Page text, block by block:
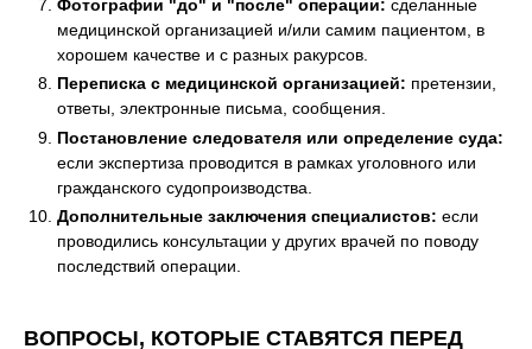
Фотографии "до" и "после" операции: сделанные
медицинской организацией и/или самим пациентом, в
хорошем качестве и с разных ракурсов.
Переписка с медицинской организацией: претензии,
ответы, электронные письма, сообщения.
Постановление следователя или определение суда:
если экспертиза проводится в рамках уголовного или
гражданского судопроизводства.
Дополнительные заключения специалистов: если
проводились консультации у других врачей по поводу
последствий операции.
ВОПРОСЫ, КОТОРЫЕ СТАВЯТСЯ ПЕРЕД